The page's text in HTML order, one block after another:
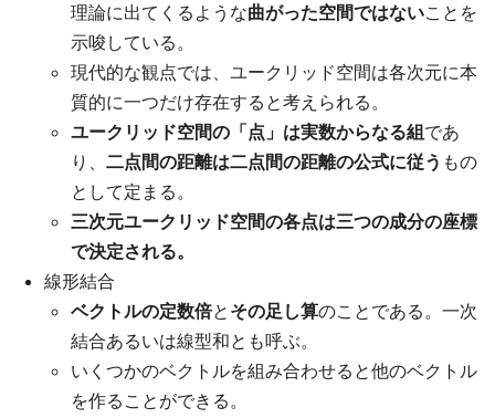
理論に出てくるような曲がった空間ではないことを
示唆している。
現代的な観点では、ユークリッド空間は各次元に本
質的に一つだけ存在すると考えられる。
ユークリッド空間の「点」は実数からなる組であ
り、 二点間の距離は二点間の距離の公式に従う もの
として定まる。
三次元ユークリッド空間の各点は三つの成分の座標
で決定される。
線形結合
ベクトルの定数倍と その足し算のことである。一次
結合あるいは線型和とも呼ぶ。
いくつかのベクトルを組み合わせると他のベクトル
を作ることができる。